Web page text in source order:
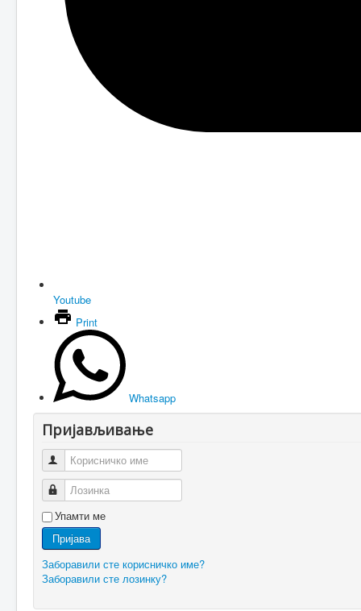
Youtube
Print
Whatsapp
Пријављивање
Корисничко име
Лозинка
Упамти ме
Пријава
Заборавили сте корисничко име?
Заборавили сте лозинку?